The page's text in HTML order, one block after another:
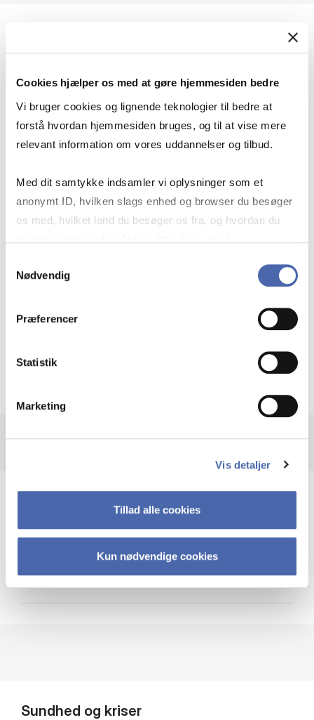
Cookies hjælper os med at gøre hjemmesiden bedre
Vi bruger cookies og lignende teknologier til bedre at
forstå hvordan hjemmesiden bruges, og til at vise mere
relevant information om vores uddannelser og tilbud.
Med dit samtykke indsamler vi oplysninger som et
anonymt ID, hvilken slags enhed og browser du besøger
os med, hvilket land du besøger os fra, og hvordan du
markedsføring. Du bestemmer selv - og kan altid trække
Nødvendig
Præferencer
Statistik
Marketing
Vis detaljer
Tillad alle cookies
Kun nødvendige cookies
Geopolitik og businesssikkerhed
navigerer man som virksomhed?
Krigen i Ukraine
Cybersikkerhed
Sundhed og kriser